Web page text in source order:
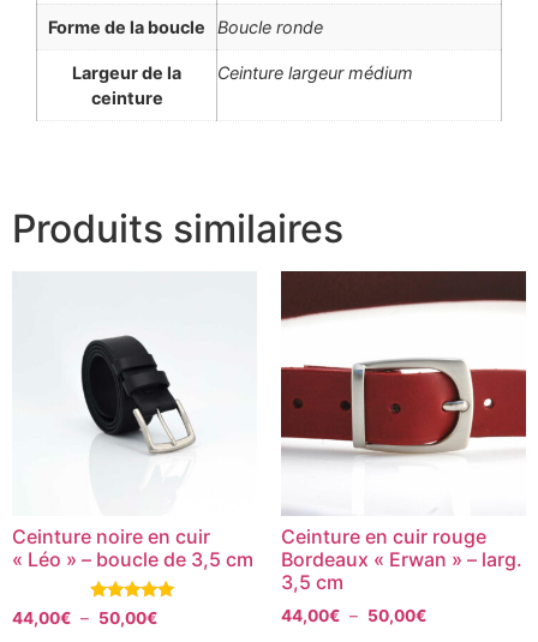
Forme de la boucle Boucle ronde
Largeur de la
ceinture
Ceinture largeur médium
Produits similaires
Ceinture noire en cuir
« Léo » – boucle de 3,5 cm
Note
5.00
44,00€ – 50,00€
Ceinture en cuir rouge
Bordeaux « Erwan » – larg.
3,5 cm
44,00€ – 50,00€